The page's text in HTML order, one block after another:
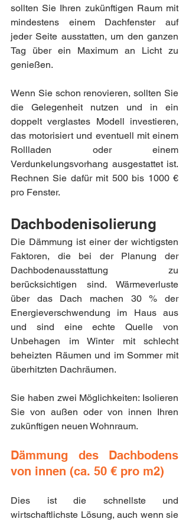
sollten Sie Ihren zukünftigen Raum mit
mindestens einem Dachfenster auf
jeder Seite ausstatten, um den ganzen
Tag über ein Maximum an Licht zu
genießen.
Wenn Sie schon renovieren, sollten Sie
die Gelegenheit nutzen und in ein
doppelt verglastes Modell investieren,
das motorisiert und eventuell mit einem
Rollladen oder einem
Verdunkelungsvorhang ausgestattet ist.
Rechnen Sie dafür mit 500 bis 1000 €
pro Fenster.
Dachbodenisolierung
Die Dämmung ist einer der wichtigsten
Faktoren, die bei der Planung der
Dachbodenausstattung zu
berücksichtigen sind. Wärmeverluste
über das Dach machen 30 % der
Energieverschwendung im Haus aus
und sind eine echte Quelle von
Unbehagen im Winter mit schlecht
beheizten Räumen und im Sommer mit
überhitzten Dachräumen.
Sie haben zwei Möglichkeiten: Isolieren
Sie von außen oder von innen Ihren
zukünftigen neuen Wohnraum.
Dämmung des Dachbodens
von innen (ca. 50 € pro m2)
Dies ist die schnellste und
wirtschaftlichste Lösung, auch wenn sie